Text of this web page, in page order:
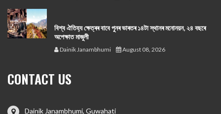
বিশ্ব ঐতিহ্য ক্ষেত্ৰৰ বাবে পুনৰ ভাৰতৰ ১৪টা স্থানৰ মনোনয়ন, ২৪ বছৰে
অপেক্ষাত মাজুলী
Dainik Janambhumi August 08, 2026
CONTACT US
Dainik Janambhumi, Guwahati